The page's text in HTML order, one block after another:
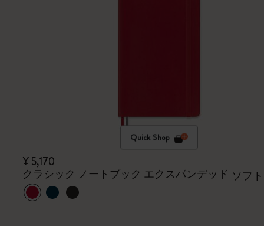
Quick Shop
¥ 5,170
クラシック ノートブック エクスパンデッド ソフ